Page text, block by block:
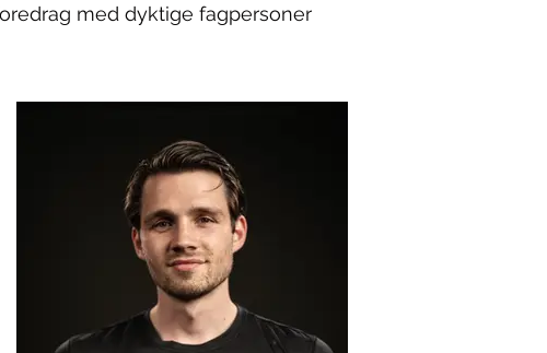
med dyktige fagpersoner